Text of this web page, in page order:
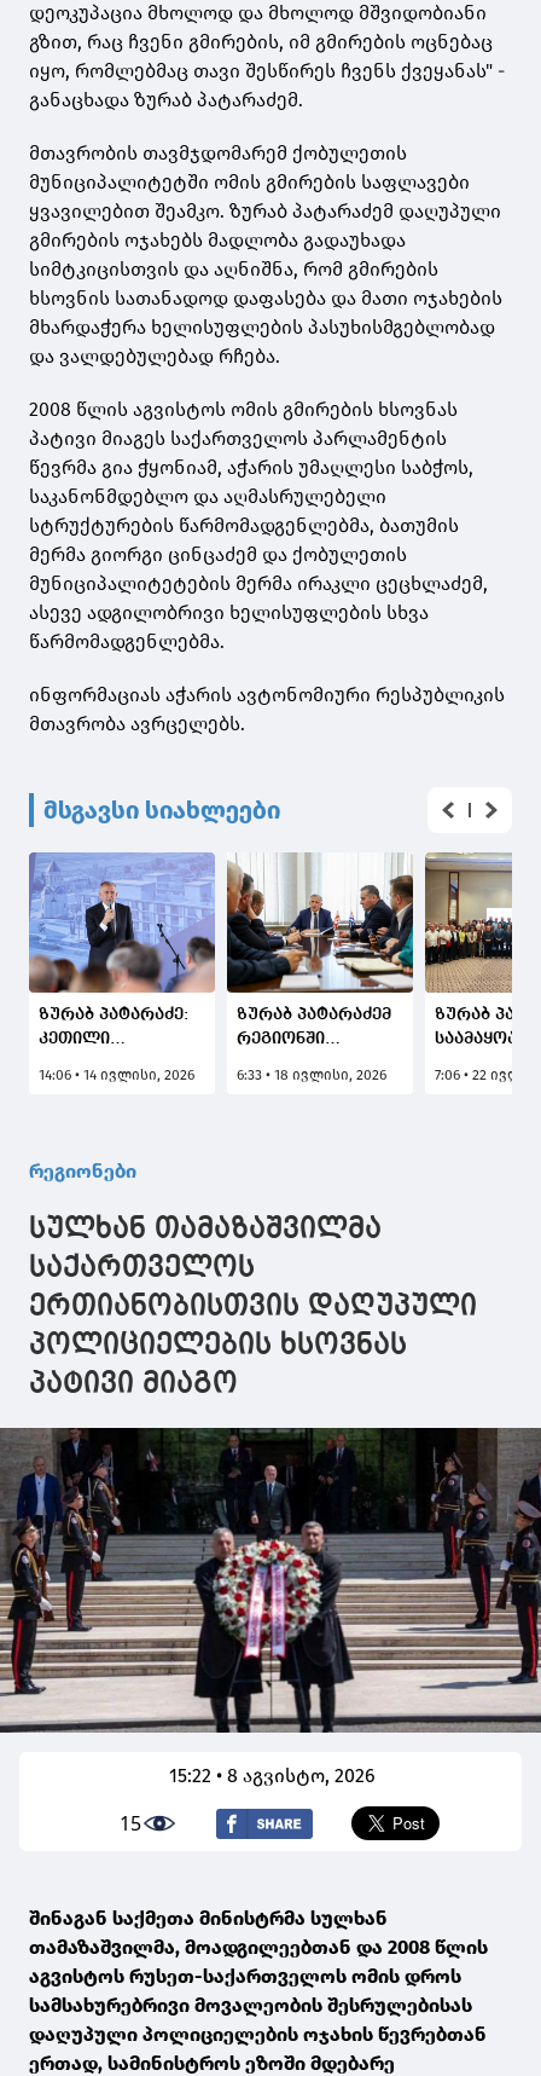
დეოკუპაცია მხოლოდ და მხოლოდ მშვიდობიანი
გზით, რაც ჩვენი გმირების, იმ გმირების ოცნებაც
იყო, რომლებმაც თავი შესწირეს ჩვენს ქვეყანას" -
განაცხადა ზურაბ პატარაძემ.
მთავრობის თავმჯდომარემ ქობულეთის
მუნიციპალიტეტში ომის გმირების საფლავები
ყვავილებით შეამკო. ზურაბ პატარაძემ დაღუპული
გმირების ოჯახებს მადლობა გადაუხადა
სიმტკიცისთვის და აღნიშნა, რომ გმირების
ხსოვნის სათანადოდ დაფასება და მათი ოჯახების
მხარდაჭერა ხელისუფლების პასუხისმგებლობად
და ვალდებულებად რჩება.
2008 წლის აგვისტოს ომის გმირების ხსოვნას
პატივი მიაგეს საქართველოს პარლამენტის
წევრმა გია ჭყონიამ, აჭარის უმაღლესი საბჭოს,
საკანონმდებლო და აღმასრულებელი
სტრუქტურების წარმომადგენლებმა, ბათუმის
მერმა გიორგი ცინცაძემ და ქობულეთის
მუნიციპალიტეტების მერმა ირაკლი ცეცხლაძემ,
ასევე ადგილობრივი ხელისუფლების სხვა
წარმომადგენლებმა.
ინფორმაციას აჭარის ავტონომიური რესპუბლიკის
მთავრობა ავრცელებს.
მსგავსი სიახლეები
ზურაბ პატარაძე:
კეთილი
საქველმოქმედო
და
ცენტრ
"ბეთლემის"
მშენებლობა,
რომელიც ჩვენი
რეგიონისთვის
მნიშვნელოვანი
კერა გახდება
14:06 • 14 ივლისი, 2026
ზურაბ პატარაძემ
რეგიონში
სეზონზე
6:33 • 18 ივლისი, 2026
ზურაბ
საამაყოა,
ეროვნული
7:06 • 22
რეგიონები
სულხან თამაზაშვილმა
საქართველოს
ერთიანობისთვის დაღუპული
პოლიციელების ხსოვნას
პატივი მიაგო
15:22 • 8 აგვისტო, 2026
15
შინაგან საქმეთა მინისტრმა სულხან
თამაზაშვილმა, მოადგილეებთან და 2008 წლის
აგვისტოს რუსეთ-საქართველოს ომის დროს
სამსახურებრივი მოვალეობის შესრულებისას
დაღუპული პოლიციელების ოჯახის წევრებთან
ერთად, სამინისტროს ეზოში მდებარე